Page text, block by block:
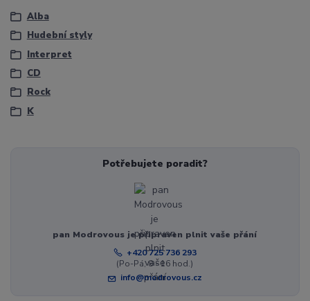
Alba
Hudební styly
Interpret
CD
Rock
K
Potřebujete poradit?
pan Modrovous je připraven plnit vaše přání
+420 725 736 293
(Po-Pá, 8 - 16 hod.)
info@modrovous.cz